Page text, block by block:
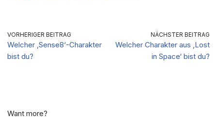
basierend auf
deinen Träumen
dir gehören?
VORHERIGER BEITRAG
Welcher ‚Sense8‘-Charakter
bist du?
NÄCHSTER BEITRAG
Welcher Charakter aus ‚Lost
in Space‘ bist du?
Want more?